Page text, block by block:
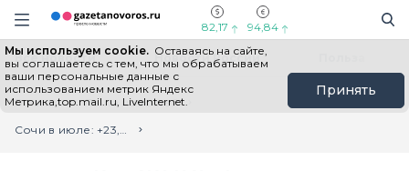
Информационный портал "ГазетаНоворос.ру"
Навигация сайта
82,17 94,84
Мы используем cookie. Оставаясь на сайте,
вы соглашаетесь с тем, что мы обрабатываем
ваши персональные данные с
использованием метрик Яндекс
Метрика,top.mail.ru, LiveInternet.
Принять
Все новости Новости России
Главная
Лента новостей
Сочи в июле: +23,7 градуса и 6 дождливых дней